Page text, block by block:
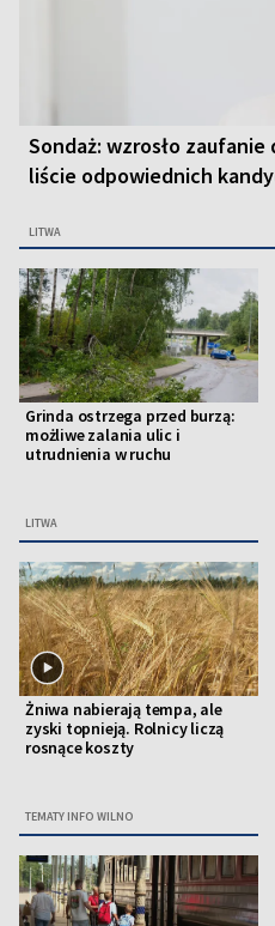
Sondaż: wzrosło
liście odpowiednich
LITWA
Grinda ostrzega przed burzą:
możliwe zalania ulic i
utrudnienia w ruchu
LITWA
Żniwa nabierają tempa, ale
zyski topnieją. Rolnicy liczą
rosnące koszty
TEMATY INFO WILNO